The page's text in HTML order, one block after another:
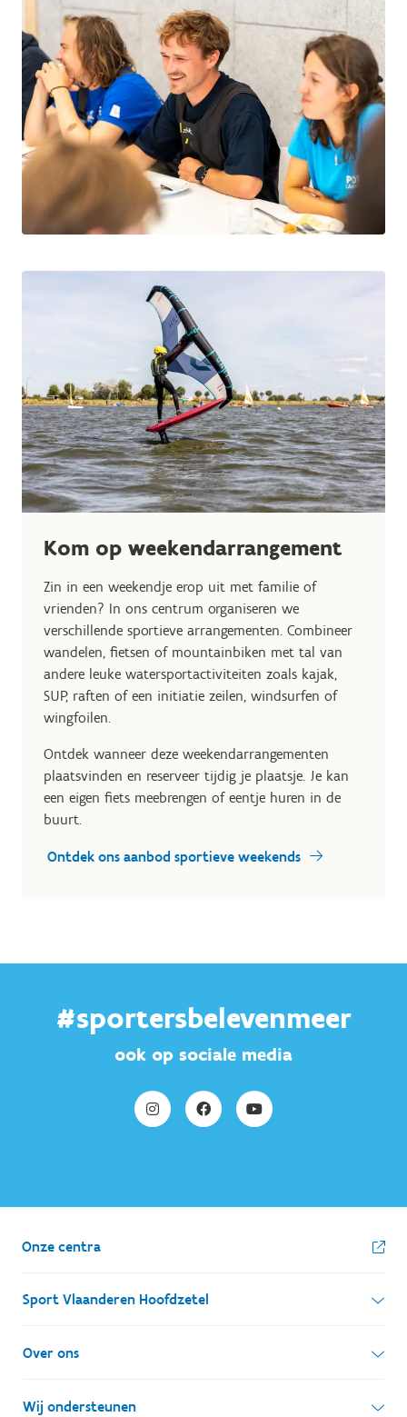
Kom op weekendarrangement
Zin in een weekendje erop uit met familie of
vrienden? In ons centrum organiseren we
verschillende sportieve arrangementen. Combineer
wandelen, fietsen of mountainbiken met tal van
andere leuke watersportactiviteiten zoals kajak,
SUP, raften of een initiatie zeilen, windsurfen of
wingfoilen.
Ontdek wanneer deze weekendarrangementen
plaatsvinden en reserveer tijdig je plaatsje. Je kan
een eigen fiets meebrengen of eentje huren in de
buurt.
Ontdek ons aanbod sportieve weekends
#sportersbelevenmeer
ook op sociale media
Onze centra
Sport Vlaanderen Hoofdzetel
Simon Bolivarlaan 17
1000 Brussel
Over ons
Wie zijn we, wat doen we
Wij ondersteunen